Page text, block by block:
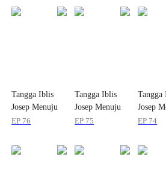
Tangga Iblis
Josep Menuju
EP 76
Tangga Iblis
Josep Menuju
EP 75
Tangga
Josep
EP 74